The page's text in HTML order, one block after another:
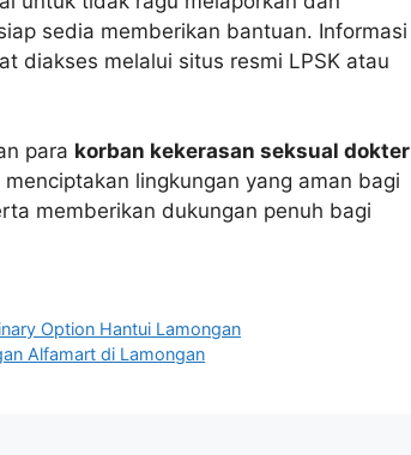
sedia memberikan bantuan. Informasi
diakses melalui situs resmi LPSK atau
para korban kekerasan seksual dokter
lingkungan yang aman bagi
memberikan dukungan penuh bagi
Option Hantui Lamongan
Alfamart di Lamongan